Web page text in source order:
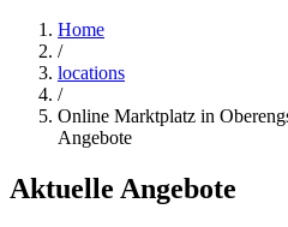
Home
/
locations
/
Online Marktplatz in
Angebote
Aktuelle Angebote